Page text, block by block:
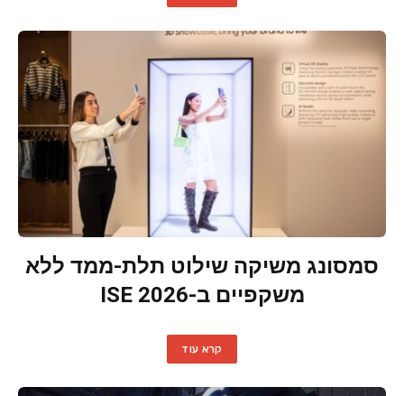
סמסונג משיקה שילוט תלת-ממד ללא
משקפיים ב-ISE 2026
קרא עוד